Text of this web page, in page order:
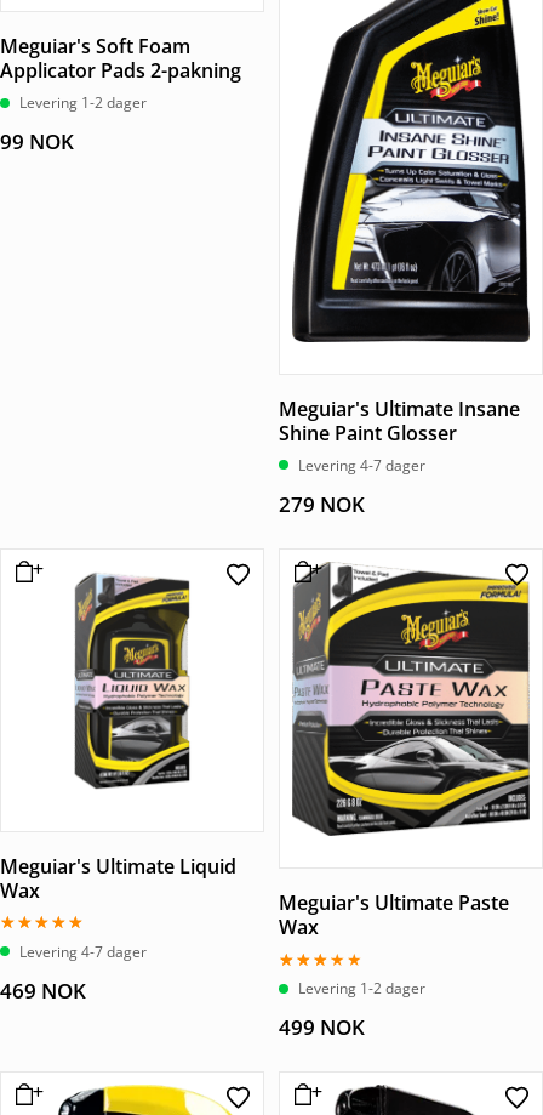
Meguiar's Soft Foam
Applicator Pads 2-pakning
Levering 1-2 dager
99 NOK
Meguiar's Ultimate Insane
Shine Paint Glosser
Levering 4-7 dager
279 NOK
Meguiar's Ultimate Liquid
Wax
Vurdert
5.00Levering 4-7 dager
469 NOK
Meguiar's Ultimate Paste
Wax
Vurdert
3.00Levering 1-2 dager
499 NOK